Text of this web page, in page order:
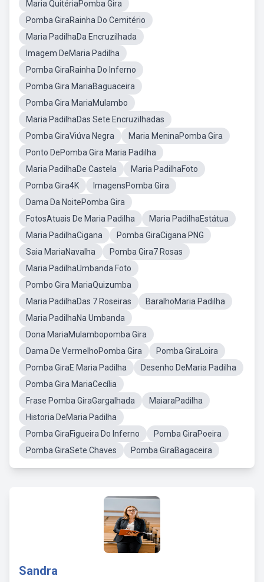
Maria QuitériaPomba Gira
Pomba GiraRainha Do Cemitério
Maria PadilhaDa Encruzilhada
Imagem DeMaria Padilha
Pomba GiraRainha Do Inferno
Pomba Gira MariaBaguaceira
Pomba Gira MariaMulambo
Maria PadilhaDas Sete Encruzilhadas
Pomba GiraViúva Negra
Maria MeninaPomba Gira
Ponto DePomba Gira Maria Padilha
Maria PadilhaDe Castela
Maria PadilhaFoto
Pomba Gira4K
ImagensPomba Gira
Dama Da NoitePomba Gira
FotosAtuais De Maria Padilha
Maria PadilhaEstátua
Maria PadilhaCigana
Pomba GiraCigana PNG
Saia MariaNavalha
Pomba Gira7 Rosas
Maria PadilhaUmbanda Foto
Pombo Gira MariaQuizumba
Maria PadilhaDas 7 Roseiras
BaralhoMaria Padilha
Maria PadilhaNa Umbanda
Dona MariaMulambopomba Gira
Dama De VermelhoPomba Gira
Pomba GiraLoira
Pomba GiraE Maria Padilha
Desenho DeMaria Padilha
Pomba Gira MariaCecília
Frase Pomba GiraGargalhada
MaiaraPadilha
Historia DeMaria Padilha
Pomba GiraFigueira Do Inferno
Pomba GiraPoeira
Pomba GiraSete Chaves
Pomba GiraBagaceira
Sandra